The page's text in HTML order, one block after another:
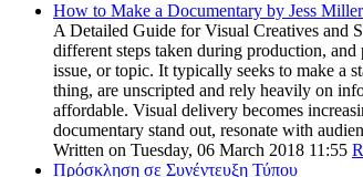
How to Make a Documentary by Jess Miller
A Detailed Guide for Visual Creatives and
different steps taken during production,
issue, or topic. It typically seeks to make a
thing, are unscripted and rely heavily on
affordable. Visual delivery becomes
documentary stand out, resonate with
Written on Tuesday, 06 March 2018 11:55
Πρόσκληση σε Συνέντευξη Τύπου